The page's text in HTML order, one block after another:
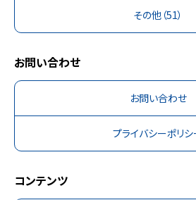
その他 （51）
お問い合わせ
お問い合わせ
プライバシーポリシ
コンテンツ